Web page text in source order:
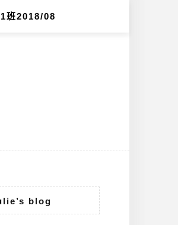
班2018/08
blog